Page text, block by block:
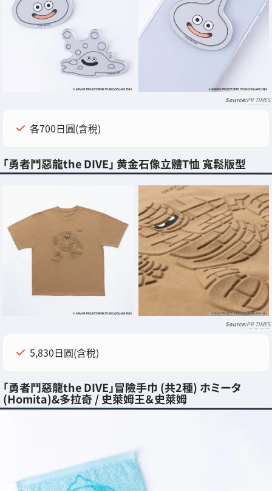
PR TIMES
各700日圓(含稅)
「勇者鬥惡龍the DIVE」 黄金石像立體T恤 寬鬆版型
PR TIMES
5,830日圓(含稅)
「勇者鬥惡龍the DIVE」冒險手巾 (共2種) ホミータ
(Homita)&多拉奇 / 史萊姆王＆史萊姆